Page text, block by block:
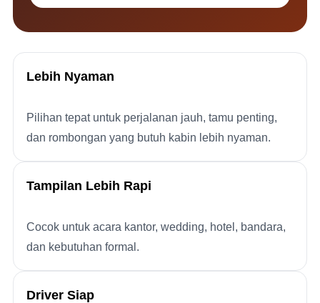
Lebih Nyaman
Pilihan tepat untuk perjalanan jauh, tamu penting,
dan rombongan yang butuh kabin lebih nyaman.
Tampilan Lebih Rapi
Cocok untuk acara kantor, wedding, hotel, bandara,
dan kebutuhan formal.
Driver Siap